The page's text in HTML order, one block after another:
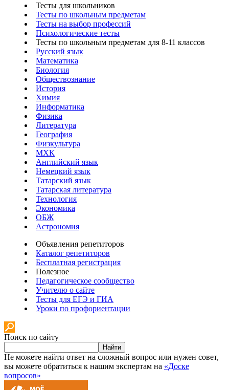
Тесты для школьников
Тесты по школьным предметам
Тесты на выбор профессий
Психологические тесты
Тесты по школьным предметам для 8-11 классов
Русский язык
Математика
Биология
Обществознание
История
Химия
Информатика
Физика
Литература
География
Физкультура
МХК
Английский язык
Немецкий язык
Татарский язык
Татарская литература
Технология
Экономика
ОБЖ
Астрономия
Объявления репетиторов
Каталог репетиторов
Бесплатная регистрация
Полезное
Педагогическое сообщество
Учителю о сайте
Тесты для ЕГЭ и ГИА
Уроки по профориентации
Поиск по сайту
Найти
Не можете найти ответ на сложный вопрос или нужен совет,
вы можете обратиться к нашим экспертам на «Доске
вопросов»